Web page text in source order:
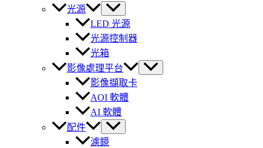
光源
LED 光源
光源控制器
光箱
影像處理平台
影像擷取卡
AOI 軟體
AI 軟體
配件
濾鏡